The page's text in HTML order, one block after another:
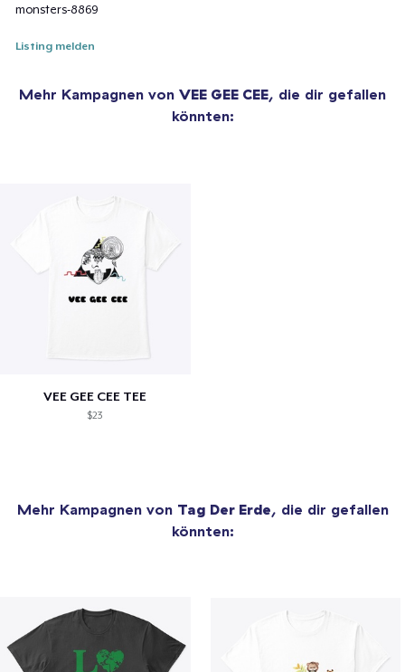
monsters-8869
Listing melden
Mehr Kampagnen von VEE GEE CEE, die dir gefallen
könnten:
VEE GEE CEE TEE
$23
Mehr Kampagnen von Tag Der Erde, die dir gefallen
könnten: